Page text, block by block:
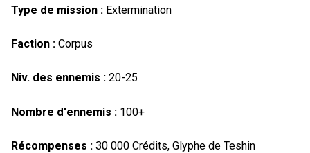
Type de mission : Extermination
Faction : Corpus
Niv. des ennemis : 20-25
Nombre d'ennemis : 100+
Récompenses : 30 000 Crédits, Glyphe de Teshin